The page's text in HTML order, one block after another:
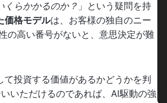
くらかかるのか？ 」という疑問を持
価格モデルは、お客様の独自のニー
の高い番号がないと、意思決定が難
投資する価値があるかどうかを判
いただけるのであれば、AI駆動の強